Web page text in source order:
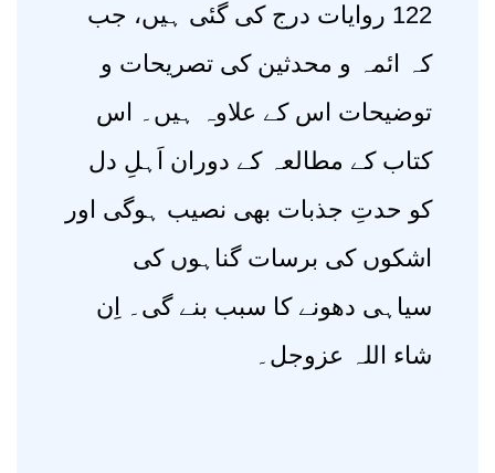
122 روایات درج کی گئی ہیں، جب
کہ ائمہ و محدثین کی تصریحات و
توضیحات اس کے علاوہ ہیں۔ اس
کتاب کے مطالعہ کے دوران اَہلِ دل
کو حدتِ جذبات بھی نصیب ہوگی اور
اشکوں کی برسات گناہوں کی
سیاہی دھونے کا سبب بنے گی۔ اِن
شاء اللہ عزوجل۔